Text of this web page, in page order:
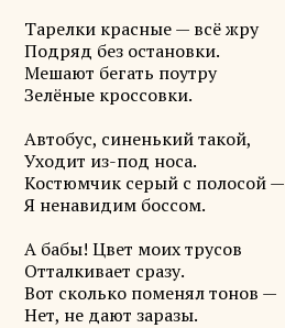
Тарелки красные — всё жру
Подряд без остановки.
Мешают бегать поутру
Зелёные кроссовки.
Автобус, синенький такой,
Уходит из-под носа.
Костюмчик серый с полосой —
Я ненавидим боссом.
А бабы! Цвет моих трусов
Отталкивает сразу.
Вот сколько поменял тонов —
Нет, не дают заразы.